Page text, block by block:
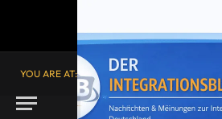
YOU ARE AT: Startseite» Rezension –